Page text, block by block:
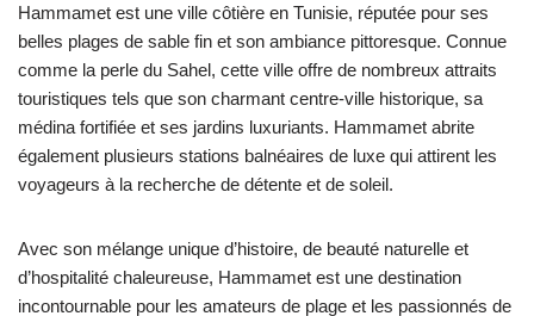
Hammamet est une ville côtière en Tunisie, réputée pour ses
belles plages de sable fin et son ambiance pittoresque. Connue
comme la perle du Sahel, cette ville offre de nombreux attraits
touristiques tels que son charmant centre-ville historique, sa
médina fortifiée et ses jardins luxuriants. Hammamet abrite
également plusieurs stations balnéaires de luxe qui attirent les
voyageurs à la recherche de détente et de soleil.
Avec son mélange unique d’histoire, de beauté naturelle et
d’hospitalité chaleureuse, Hammamet est une destination
incontournable pour les amateurs de plage et les passionnés de